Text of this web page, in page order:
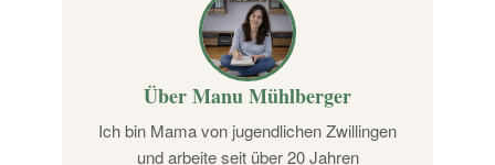
Über Manu Mühlberger
Ich bin Mama von jugendlichen Zwillingen
und arbeite seit über 20 Jahren